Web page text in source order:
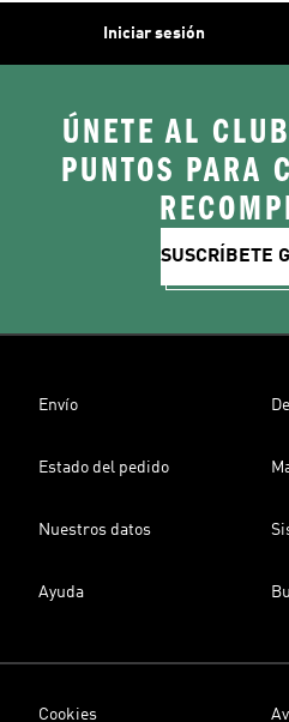
Iniciar sesión
ÚNETE AL
PUNTOS PARA
SUSCRÍBETE
Envío
Estado del pedido
Nuestros datos
Ayuda
Cookies